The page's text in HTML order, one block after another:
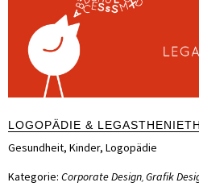
LOGOPÄDIE &
Gesundheit, Kinder, Logopädie
Kategorie: Corporate Design, Grafik